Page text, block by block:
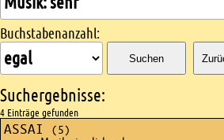
Buchstabenanzahl:
Suchen
Suchergebnisse:
4 Einträge gefunden
ASSAI (5)